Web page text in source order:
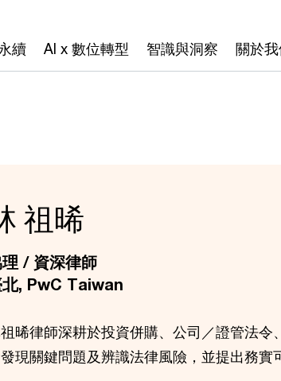
續 AI x 數位轉型 智識與洞察 關於
祖晞
/ 資深律師
, PwC Taiwan
晞律師深耕於投資併購、公司／證管法
現關鍵問題及辨識法律風險，並提出務實